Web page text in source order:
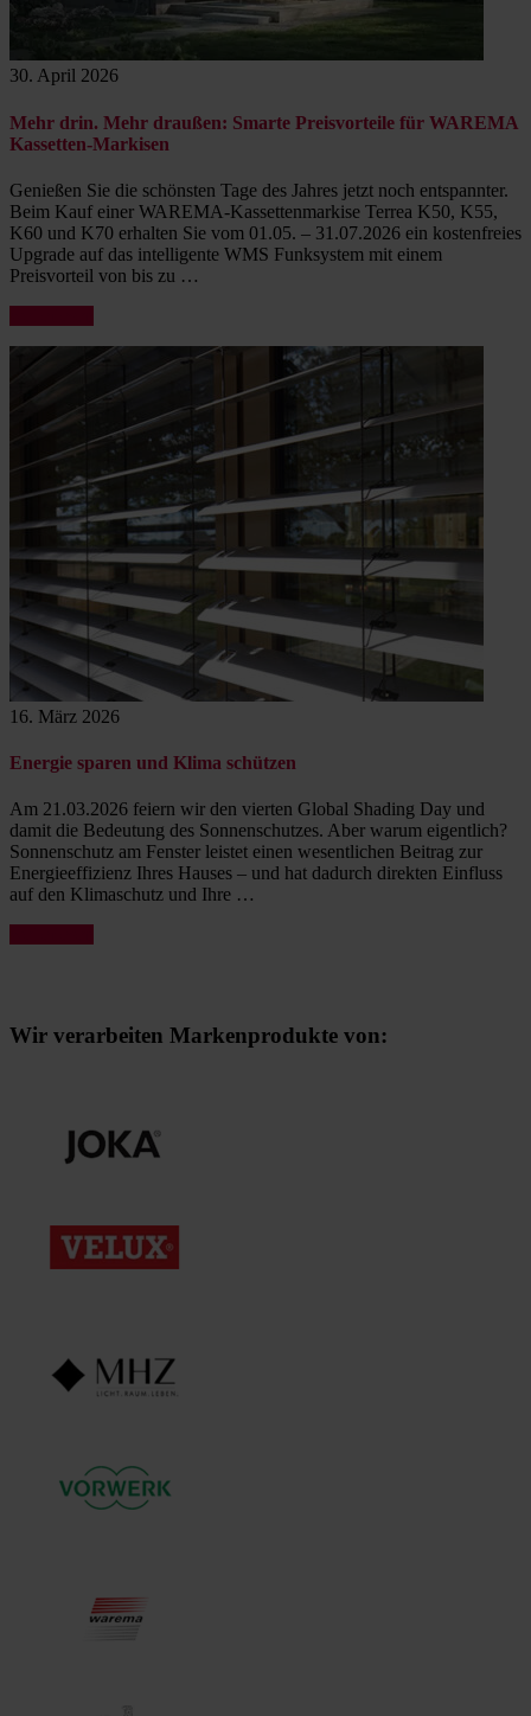
30. April 2026
Mehr drin. Mehr draußen: Smarte Preisvorteile für WAREMA
Kassetten-Markisen
Genießen Sie die schönsten Tage des Jahres jetzt noch entspannter.
Beim Kauf einer WAREMA-Kassettenmarkise Terrea K50, K55,
K60 und K70 erhalten Sie vom 01.05. – 31.07.2026 ein kostenfreies
Upgrade auf das intelligente WMS Funksystem mit einem
Preisvorteil von bis zu …
Mehr
draußen:
Smarte
Preisvorteile
WAREMA
Kassetten-
Markisen“
16. März 2026
Energie sparen und Klima schützen
Am 21.03.2026 feiern wir den vierten Global Shading Day und
damit die Bedeutung des Sonnenschutzes. Aber warum eigentlich?
Sonnenschutz am Fenster leistet einen wesentlichen Beitrag zur
Energieeffizienz Ihres Hauses – und hat dadurch direkten Einfluss
auf den Klimaschutz und Ihre …
Wir verarbeiten Markenprodukte von: